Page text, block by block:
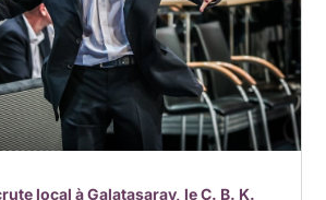
local à Galatasaray, le C. B. K.